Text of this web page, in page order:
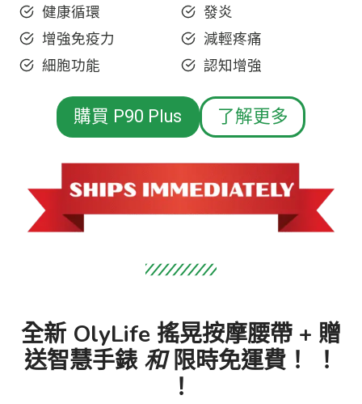
健康循環
發炎
增強免疫力
減輕疼痛
細胞功能
認知增強
購買 P90 Plus 了解更多
全新 OlyLife 搖晃按摩腰帶 + 贈
送智慧手錶 和 限時免運費！ ！
！